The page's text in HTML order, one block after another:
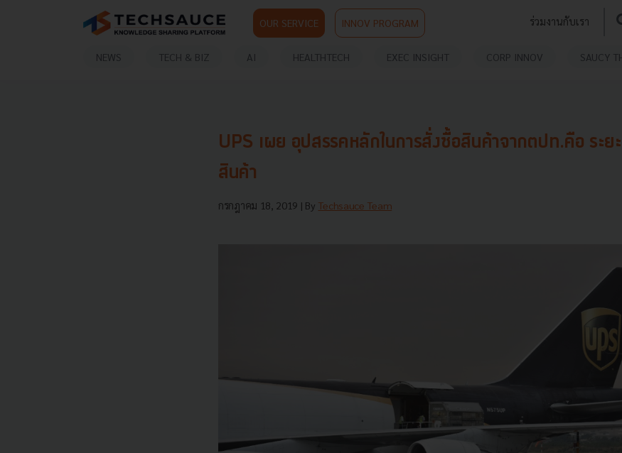
OUR SERVICE INNOV PROGRAM ร่วมงานกับเรา
NEWS TECH & BIZ AI HEALTHTECH EXEC INSIGHT CORP INNOV SAUCY
UPS เผย อุปสรรคหลักในการสั่งซื้อสินค้าจากตปท.คือ ระยะ
สินค้า
กรกฎาคม 18, 2019 | By Techsauce Team